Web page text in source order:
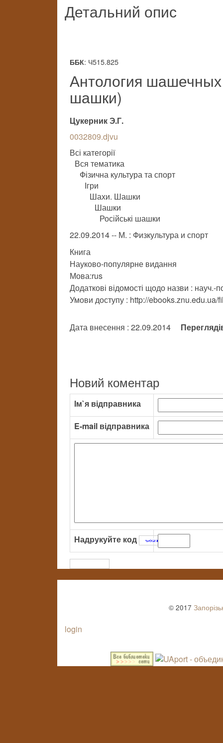
Детальний опис
ББК: Ч515.825
Антология
шашки)
Цукерник Э.Г.
0032809.djvu
Всі категорії
Вся тематика
Фізична культура та спорт
Ігри
Шахи. Шашки
Шашки
Російські шашки
22.09.2014 -- М. : Физкультура и спорт
Книга
Науково-популярне видання
Мова:rus
Додаткові відомості щодо назви : науч.-
Умови доступу : http://
Дата внесення : 22.09.2014
Новий коментар
Ім`я відправника
E-mail відправника
Надрукуйте код
© 2017
login